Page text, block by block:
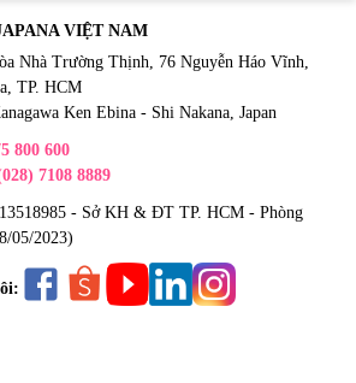
VIỆT NAM
Nhà Trường Thịnh, 76 Nguyễn Háo Vĩnh,
TP. HCM
Ken Ebina - Shi Nakana, Japan
800 600
7108 8889
- Sở KH & ĐT TP. HCM - Phòng
05/2023)